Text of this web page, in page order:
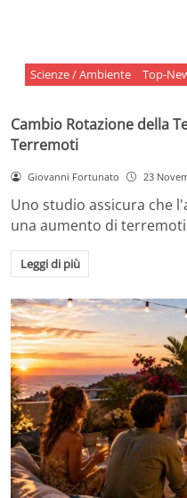
Scienze / Ambiente Top-
Cambio Rotazione della
Terremoti
Giovanni Fortunato 23
Uno studio assicura che
una aumento di
Leggi di più